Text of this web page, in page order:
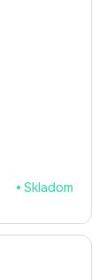
Skladom